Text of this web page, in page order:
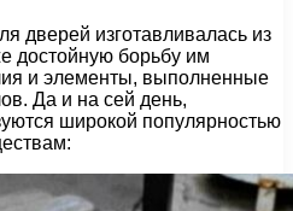
дверей изготавливалась из
достойную борьбу им
и элементы, выполненные
Да и на сей день,
широкой популярностью